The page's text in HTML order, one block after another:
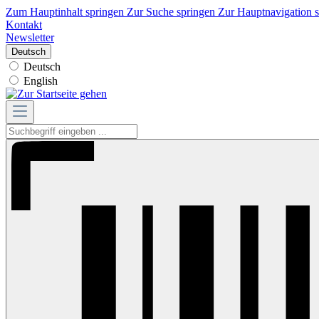
Zum Hauptinhalt springen Zur Suche springen Zur Hauptnavigation
Kontakt
Newsletter
Deutsch
Deutsch
English